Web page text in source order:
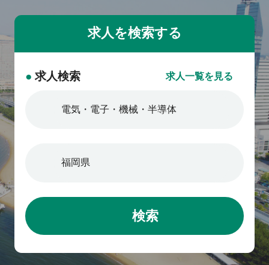
● 求人検索 求人一覧を見る
検索